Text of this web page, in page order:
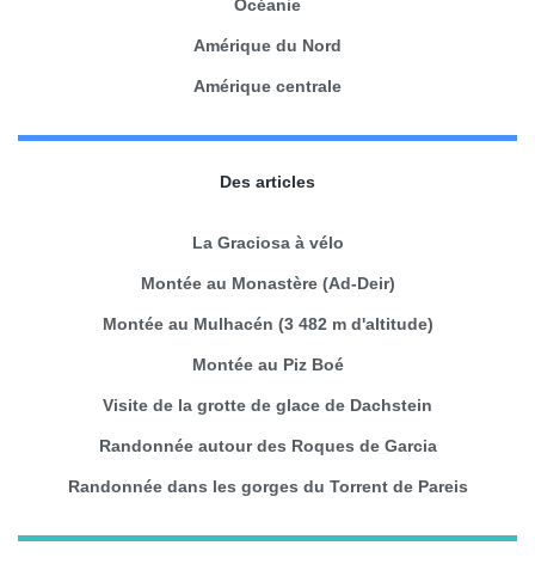
Océanie
Amérique du Nord
Amérique centrale
Des articles
La Graciosa à vélo
Montée au Monastère (Ad-Deir)
Montée au Mulhacén (3 482 m d'altitude)
Montée au Piz Boé
Visite de la grotte de glace de Dachstein
Randonnée autour des Roques de Garcia
Randonnée dans les gorges du Torrent de Pareis